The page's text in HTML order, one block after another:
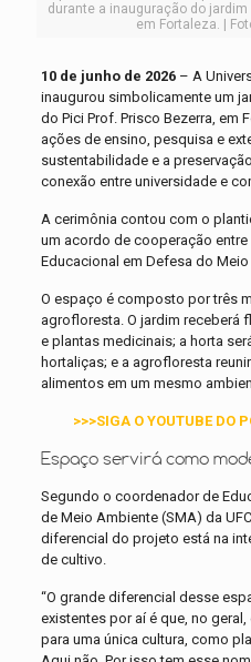
durante a inauguração do
em Fortaleza. |
10 de junho de 2026– A
inaugurou simbolicamente um
do Pici Prof. Prisco Bezerra, em
ações de ensino, pesquisa e
sustentabilidade e a
conexão entre universidade e
A cerimônia contou com o
um acordo de cooperação entre
Educacional em Defesa do
O espaço é composto por três
agrofloresta. O jardim receberá
e plantas medicinais; a horta
hortaliças; e a agrofloresta
alimentos em um mesmo
>>>SIGA O YOUTUBE DO
Espaço servirá como
Segundo o coordenador de
de Meio Ambiente (SMA) da
diferencial do projeto está na
de cultivo.
“O grande diferencial desse
existentes por aí é que, no
para uma única cultura, como